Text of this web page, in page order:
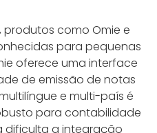
produtos como Omie e
para pequenas
oferece uma interface
de emissão de notas
e multi-país é
para contabilidade
dificulta a integração